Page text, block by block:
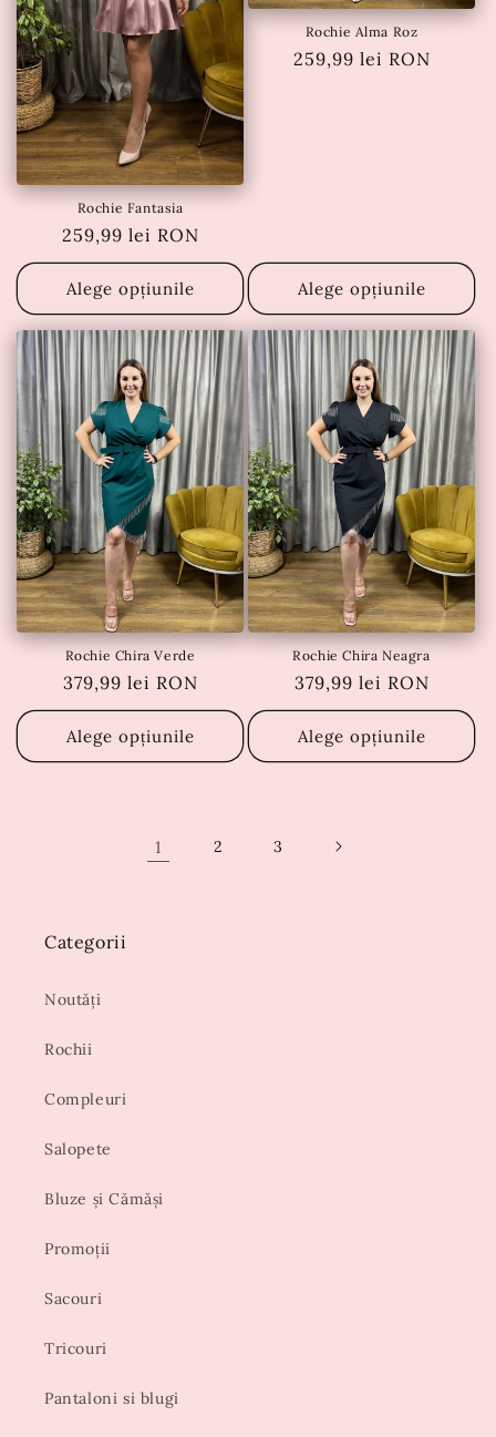
Rochie Fantasia
Preț
obișnuit
259,99 lei RON
Alege opțiunile
Rochie Alma Roz
Preț
259,99 lei RON
Alege opțiunile
Rochie Chira Verde
Preț
obișnuit
379,99 lei RON
Alege opțiunile
Rochie Chira Neagra
Preț
obișnuit
379,99 lei RON
Alege opțiunile
1 2 3
Categorii
Noutăți
Rochii
Compleuri
Salopete
Bluze și Cămăși
Promoții
Sacouri
Tricouri
Pantaloni si blugi